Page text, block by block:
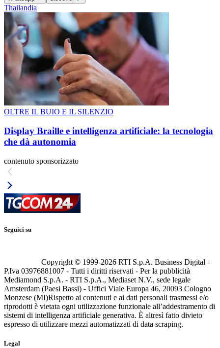
Thailandia
OLTRE IL BUIO E IL SILENZIO
Display Braille e intelligenza artificiale: la tecnologia
che dà autonomia
contenuto sponsorizzato
Seguici su
Copyright © 1999-2026 RTI S.p.A. Business Digital -
P.Iva 03976881007 - Tutti i diritti riservati - Per la pubblicità
Mediamond S.p.A. - RTI S.p.A., Mediaset N.V., sede legale
Amsterdam (Paesi Bassi) - Uffici Viale Europa 46, 20093 Cologno
Monzese (MI)Rispetto ai contenuti e ai dati personali trasmessi e/o
riprodotti è vietata ogni utilizzazione funzionale all’addestramento di
sistemi di intelligenza artificiale generativa. È altresì fatto divieto
espresso di utilizzare mezzi automatizzati di data scraping.
Legal